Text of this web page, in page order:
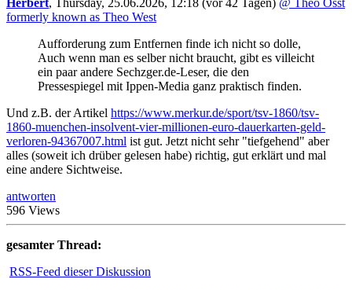
formerly known as Theo West
Aufforderung zum Entfernen finde ich nicht so dolle,
Auch wenn man es selber nicht braucht, gibt es villeicht
ein paar andere Sechzger.de-Leser, die den
Pressespiegel mit Ippen-Media ganz praktisch finden.
Und z.B. der Artikel https://www.merkur.de/sport/tsv-1860/tsv-
1860-muenchen-insolvent-vier-millionen-euro-dauerkarten-geld-
verloren-94367007.html ist gut. Jetzt nicht sehr "tiefgehend" aber
alles (soweit ich drüber gelesen habe) richtig, gut erklärt und mal
eine andere Sichtweise.
antworten
596 Views
gesamter Thread:
RSS-Feed dieser Diskussion